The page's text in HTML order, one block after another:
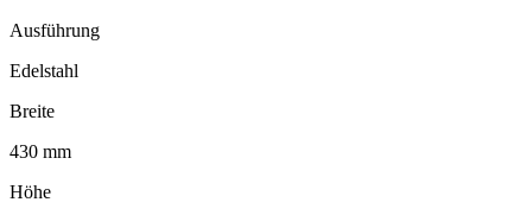
Ausführung
Edelstahl
Breite
430 mm
Höhe